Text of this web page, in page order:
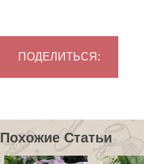
ПОДЕЛИТЬСЯ:
Похожие Статьи